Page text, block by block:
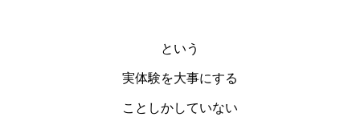
という
実体験を大事にする
ことしかしていない